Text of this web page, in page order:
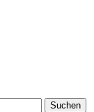
Suchen